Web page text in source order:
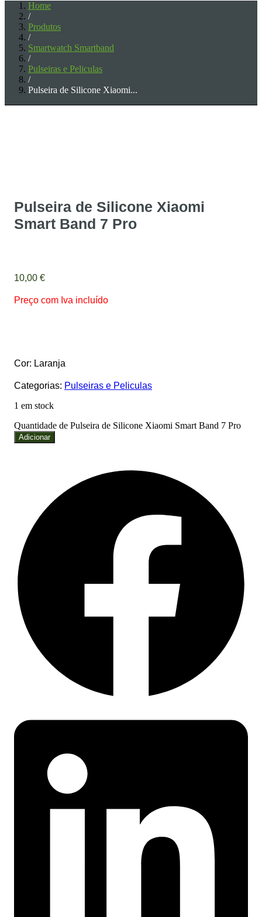
Home
/
Produtos
/
Smartwatch Smartband
/
Pulseiras e Peliculas
/
Pulseira de Silicone Xiaomi...
Pulseira de Silicone Xiaomi
Smart Band 7 Pro
10,00 €
Preço com Iva incluído
Cor: Laranja
Categorias: Pulseiras e Peliculas
1 em stock
Quantidade de Pulseira de Silicone Xiaomi Smart Band 7 Pro
Adicionar